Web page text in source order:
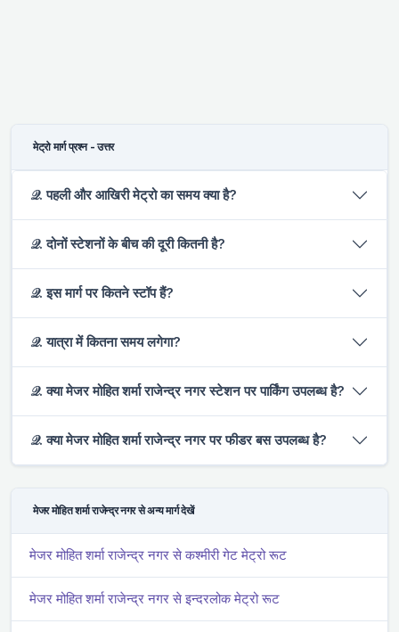
मेट्रो मार्ग प्रश्न - उत्तर
𝒬. पहली और आखिरी मेट्रो का समय क्या है?
𝒬. दोनों स्टेशनों के बीच की दूरी कितनी है?
𝒬. इस मार्ग पर कितने स्टॉप हैं?
𝒬. यात्रा में कितना समय लगेगा?
𝒬. क्या मे‌‌जर मोहित शर्मा राजेन्द्र नगर स्टेशन पर पार्किंग उपलब्ध है?
𝒬. क्या मे‌‌जर मोहित शर्मा राजेन्द्र नगर पर फीडर बस उपलब्ध है?
मे‌‌जर मोहित शर्मा राजेन्द्र नगर से अन्य मार्ग देखें
मे‌‌जर मोहित शर्मा राजेन्द्र नगर से कश्मीरी गेट मेट्रो रूट
मे‌‌जर मोहित शर्मा राजेन्द्र नगर से इन्दरलोक मेट्रो रूट